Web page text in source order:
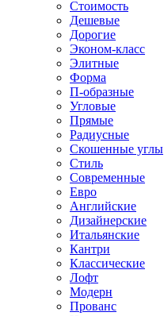
Стоимость
Дешевые
Дорогие
Эконом-класс
Элитные
Форма
П-образные
Угловые
Прямые
Радиусные
Скошенные углы
Стиль
Современные
Евро
Английские
Дизайнерские
Итальянские
Кантри
Классические
Лофт
Модерн
Прованс